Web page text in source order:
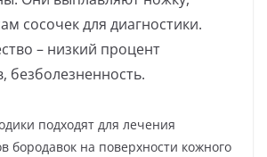
сосочек для диагностики.
– низкий процент
безболезненность.
подходят для лечения
бородавок на поверхности кожного